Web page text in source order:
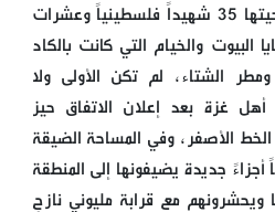
وخانيونس، والتي ذهب ضحيتها 35 شهيداً فلسطينياً وعشرات
البيوت والخيام التي كانت بالكاد
الشتاء، لم تكن الأولى ولا
أهل غزة بعد إعلان الاتفاق حيز
الأصفر، وفي المساحة الضيقة
أجزاءً جديدة يضيفونها إلى المنطقة
مع قرابة مليوني نازحٍ